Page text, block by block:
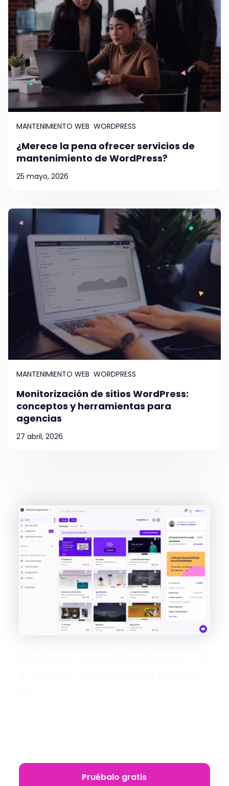
MANTENIMIENTO WEB WORDPRESS
¿Merece la pena ofrecer servicios de
mantenimiento de WordPress?
25 mayo, 2026
MANTENIMIENTO WEB WORDPRESS
Monitorización de sitios WordPress:
conceptos y herramientas para
agencias
27 abril, 2026
Pruébalo gratis